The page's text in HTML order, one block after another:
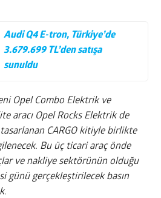
Audi Q4 E-tron, Türkiye’de
3.679.699 TL’den satışa
sunuldu
Opel Combo Elektrik ve
aracı Opel Rocks Elektrik de
CARGO kitiyle birlikte
Bu üç ticari araç önde
ve nakliye sektörünün olduğu
günü gerçekleştirilecek basın